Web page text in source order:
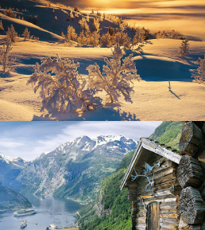
Norway - Winter gold
Norway - Geiranger